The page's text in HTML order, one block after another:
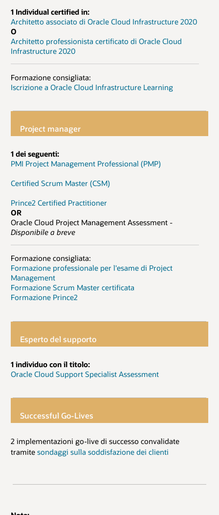
1 Individual certified in:
Architetto associato di Oracle Cloud Infrastructure 2020
O
Architetto professionista certificato di Oracle Cloud
Infrastructure 2020
Formazione consigliata:
Iscrizione a Oracle Cloud Infrastructure Learning
Project manager
1 dei seguenti:
PMI Project Management Professional (PMP)
Certified Scrum Master (CSM)
Prince2 Certified Practitioner
OR
Oracle Cloud Project Management Assessment -
Disponibile a breve
Formazione consigliata:
Formazione professionale per l'esame di Project
Management
Formazione Scrum Master certificata
Formazione Prince2
Esperto del supporto
1 individuo con il titolo:
Oracle Cloud Support Specialist Assessment
Successful Go-Lives
2 implementazioni go-live di successo convalidate
tramite sondaggi sulla soddisfazione dei clienti